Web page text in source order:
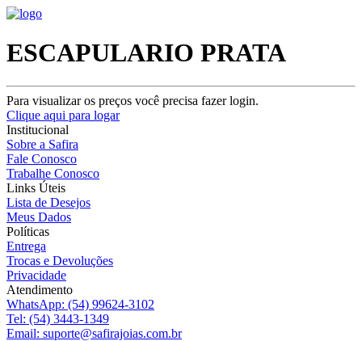
ESCAPULARIO PRATA
Para visualizar os preços você precisa fazer login.
Clique aqui para logar
Institucional
Sobre a Safira
Fale Conosco
Trabalhe Conosco
Links Úteis
Lista de Desejos
Meus Dados
Políticas
Entrega
Trocas e Devoluções
Privacidade
Atendimento
WhatsApp: (54) 99624-3102
Tel: (54) 3443-1349
Email: suporte@safirajoias.com.br